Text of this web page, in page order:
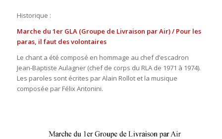
Historique :
Marche du 1er GLA (Groupe de Livraison par Air) / Pour les
paras, il faut des volontaires
Le chant a été composé en hommage au chef d’escadron
Jean-Baptiste Aulagner (chef de corps du RLA de 1971 à 1974).
Les paroles sont écrites par Alain Rollot et la musique
composée par Félix Antonini.